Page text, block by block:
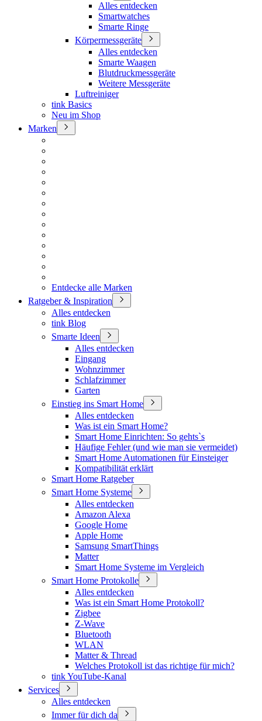
Alles entdecken
Smartwatches
Smarte Ringe
Körpermessgeräte
Alles entdecken
Smarte Waagen
Blutdruckmessgeräte
Weitere Messgeräte
Luftreiniger
tink Basics
Neu im Shop
Marken
Entdecke alle Marken
Ratgeber & Inspiration
Alles entdecken
tink Blog
Smarte Ideen
Alles entdecken
Eingang
Wohnzimmer
Schlafzimmer
Garten
Einstieg ins Smart Home
Alles entdecken
Was ist ein Smart Home?
Smart Home Einrichten: So gehts`s
Häufige Fehler (und wie man sie vermeidet)
Smart Home Automationen für Einsteiger
Kompatibilität erklärt
Smart Home Ratgeber
Smart Home Systeme
Alles entdecken
Amazon Alexa
Google Home
Apple Home
Samsung SmartThings
Matter
Smart Home Systeme im Vergleich
Smart Home Protokolle
Alles entdecken
Was ist ein Smart Home Protokoll?
Zigbee
Z-Wave
Bluetooth
WLAN
Matter & Thread
Welches Protokoll ist das richtige für mich?
tink YouTube-Kanal
Services
Alles entdecken
Immer für dich da